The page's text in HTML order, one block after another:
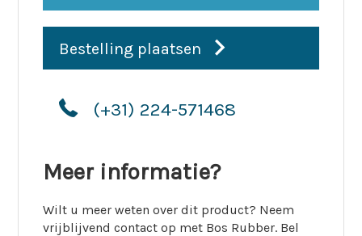
Bestelling plaatsen
(+31) 224-571468
Meer informatie?
Wilt u meer weten over dit product? Neem
vrijblijvend contact op met Bos Rubber. Bel